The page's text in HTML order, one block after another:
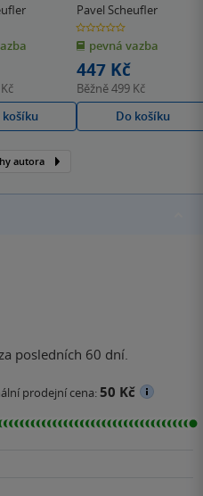
košíku
Pavel Scheufler
0.0
z
5
hvězdiček
pevná vazba
447 Kč
Běžně499 Kč
Do košíku
autora
posledních 60 dní.
prodejní cena:50 Kč